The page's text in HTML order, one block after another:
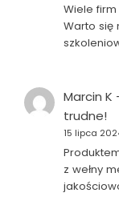
Wiele
Warto się
Marcin K
trudne!
15 lipca
z wełny